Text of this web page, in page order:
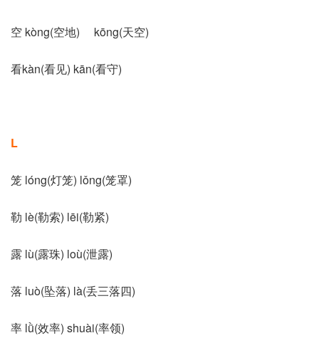
空 kòng(空地) kōng(天空)
看kàn(看见) kān(看守)
L
笼 lóng(灯笼) lǒng(笼罩)
勒 lè(勒索) lēi(勒紧)
露 lù(露珠) loù(泄露)
落 luò(坠落) là(丢三落四)
率 lǜ(效率) shuài(率领)